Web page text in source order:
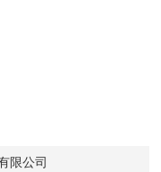
限公司